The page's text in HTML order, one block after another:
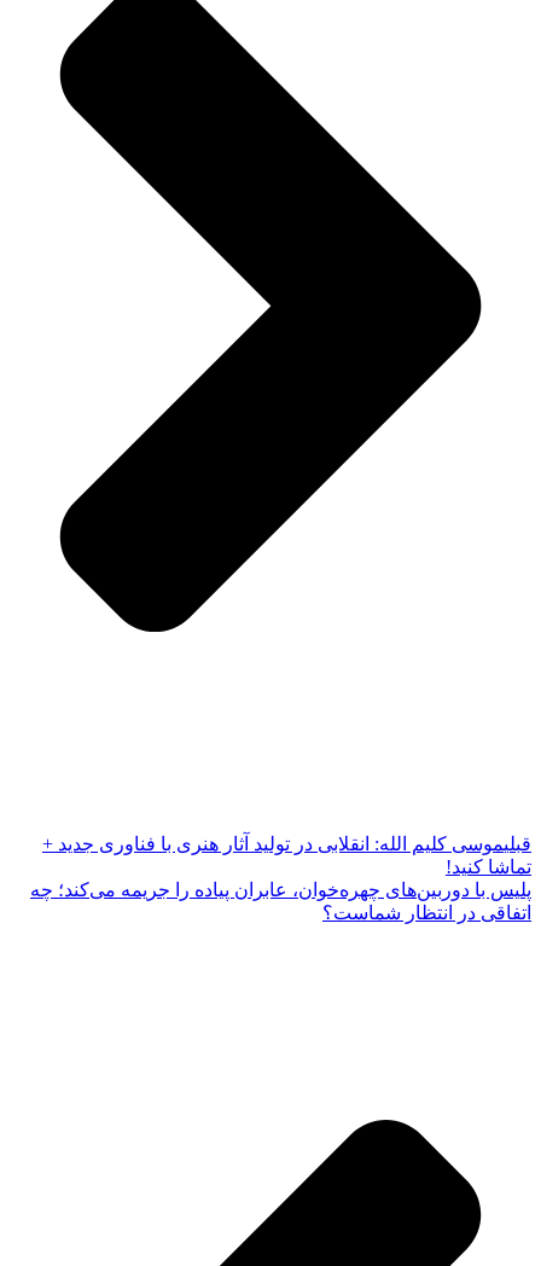
قبلیموسی کلیم الله: انقلابی در تولید آثار هنری با فناوری جدید +
تماشا کنید!
پلیس با دوربین‌های چهره‌خوان، عابران پیاده را جریمه می‌کند؛ چه
اتفاقی در انتظار شماست؟